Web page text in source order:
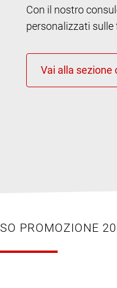
Con il nostro
personalizzati sulle
PROMOZIONE